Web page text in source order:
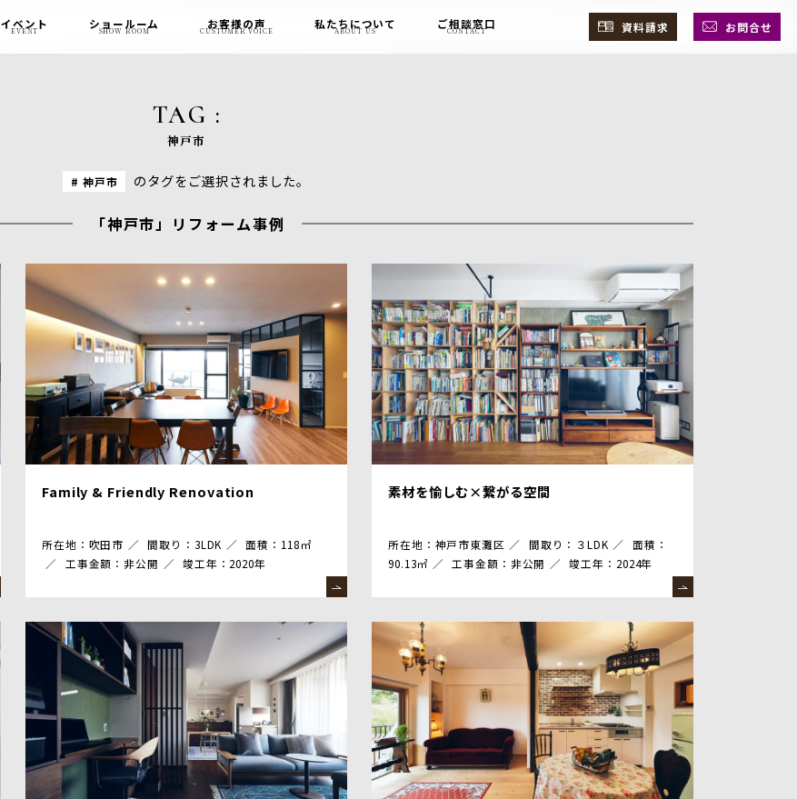
イベント
EVENT ショールーム
SHOW ROOM お客様の声
CUSTOMER VOICE 私たちについて
ABOUT US ご相談窓口
CONTACT 資料請求 お問合せ
TAG :
神戸市
神戸市 のタグをご選択されました。
「神戸市」リフォーム事例
Family & Friendly Renovation
所在地：吹田市 間取り：3LDK
面積：118㎡
工事金額：非公開
竣工年：2020年
素材を愉しむ×繋がる空間
所在地：神戸市東灘区 間取り：３LDK
面積：
90.13㎡
工事金額：非公開 竣工年：2024年